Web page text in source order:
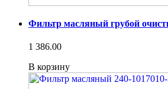
Фильтр масляный грубой
1 386.00
В корзину